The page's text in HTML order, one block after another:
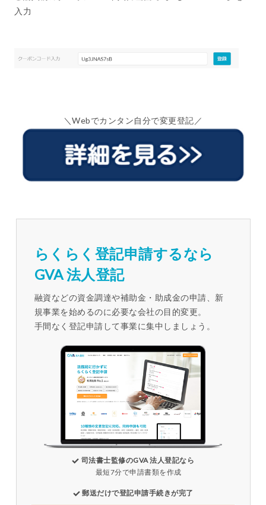
入力
＼Webでカンタン自分で変更登記／
らくらく登記申請するなら
GVA 法人登記
融資などの資金調達や補助金・助成金の申請、新
規事業を始めるのに必要な会社の目的変更。
手間なく登記申請して事業に集中しましょう。
司法書士監修のGVA 法人登記なら
最短7分で申請書類を作成
郵送だけで登記申請手続きが完了